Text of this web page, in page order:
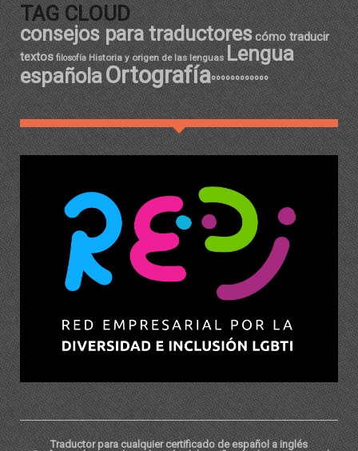
TAG CLOUD
consejos para traductorescómo traducir
textos filosofía Historia y origen de las lenguas Lengua
españolaOrtografíaºººººººººººº
Traductor para cualquier certificado de español a inglés